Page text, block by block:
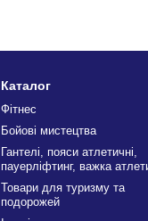
Каталог
Фітнес
Бойові мистецтва
Гантелі, пояси атлетичні,
пауерліфтинг, важка
Товари для туризму та
подорожей